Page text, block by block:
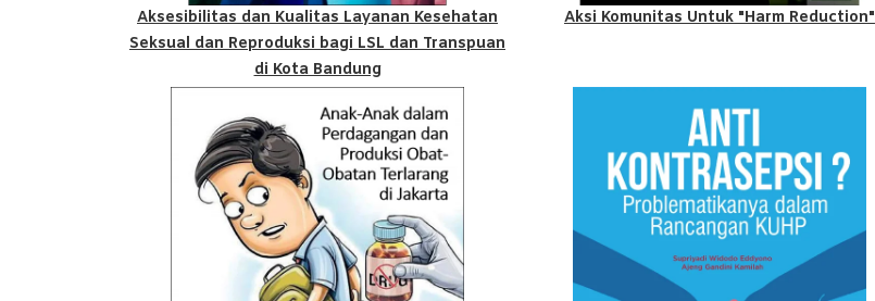
Aksesibilitas dan Kualitas Layanan Kesehatan
Seksual dan Reproduksi bagi LSL dan Transpuan
di Kota Bandung
Aksi Komunitas Untuk "Harm Reduction"